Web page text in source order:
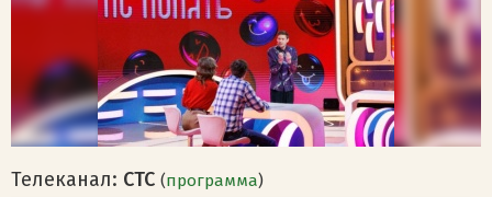
Телеканал: СТС (программа)